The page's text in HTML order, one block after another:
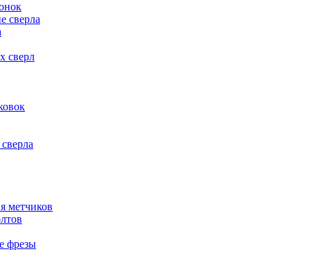
сверла
сверл
метчиков
фрезы